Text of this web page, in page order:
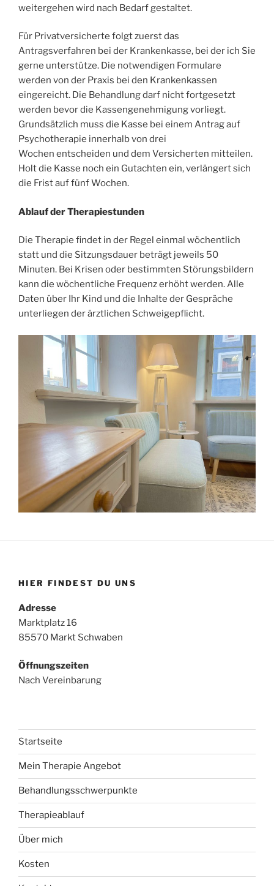
weitergehen wird nach Bedarf gestaltet.
Für Privatversicherte folgt zuerst das
Antragsverfahren bei der Krankenkasse, bei der ich Sie
gerne unterstütze. Die notwendigen Formulare
werden von der Praxis bei den Krankenkassen
eingereicht. Die Behandlung darf nicht fortgesetzt
werden bevor die Kassengenehmigung vorliegt.
Grundsätzlich muss die Kasse bei einem Antrag auf
Psychotherapie innerhalb von drei
Wochen entscheiden und dem Versicherten mitteilen.
Holt die Kasse noch ein Gutachten ein, verlängert sich
die Frist auf fünf Wochen.
Ablauf der Therapiestunden
Die Therapie findet in der Regel einmal wöchentlich
statt und die Sitzungsdauer beträgt jeweils 50
Minuten. Bei Krisen oder bestimmten Störungsbildern
kann die wöchentliche Frequenz erhöht werden. Alle
Daten über Ihr Kind und die Inhalte der Gespräche
unterliegen der ärztlichen Schweigepflicht.
HIER FINDEST DU UNS
Adresse
Marktplatz 16
85570 Markt Schwaben
Öffnungszeiten
Nach Vereinbarung
Startseite
Mein Therapie Angebot
Behandlungsschwerpunkte
Therapieablauf
Über mich
Kosten